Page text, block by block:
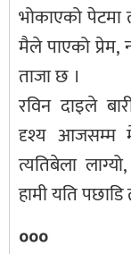
भोकाएको
मैले पाएको प्रेम,
ताजा छ ।
रविन दाइले
दृश्य आजसम्म
त्यतिबेला
हामी यति पछाडि
०००